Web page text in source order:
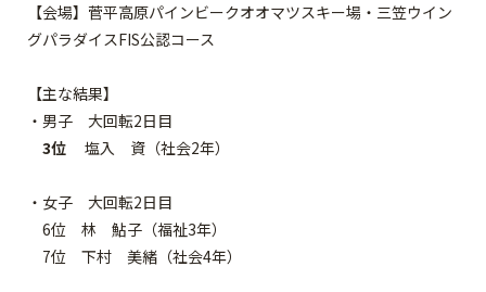
【会場】菅平高原パインビークオオマツスキー場・三笠ウイン
グパラダイスFIS公認コース
【主な結果】
・男子 大回転2日目
3位
塩入 資（社会2年）
・女子 大回転2日目
6位 林 鮎子（福祉3年）
7位 下村 美緒（社会4年）